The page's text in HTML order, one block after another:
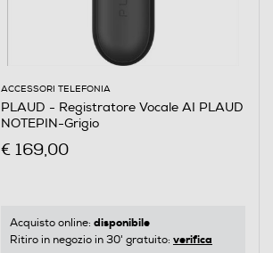
ACCESSORI TELEFONIA
PLAUD - Registratore Vocale AI PLAUD
NOTEPIN-Grigio
€ 169,00
Acquisto online: disponibile
Ritiro in negozio in 30' gratuito: verifica